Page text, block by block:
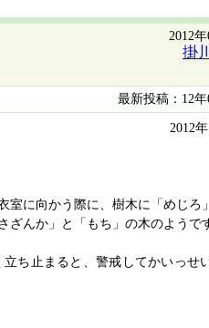
2012
掛
最新投稿：12
2012
に向かう際に、樹木に「めじろ
んか」と「もち」の木のようで
ち止まると、警戒してかいっせ